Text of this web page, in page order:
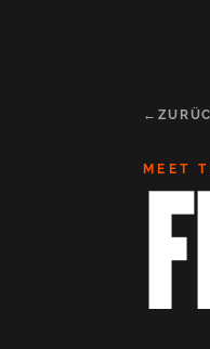
MEET